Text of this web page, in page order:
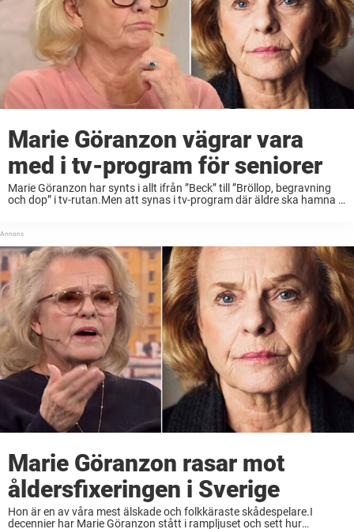
Marie Göranzon vägrar vara
med i tv-program för seniorer
Marie Göranzon har synts i allt ifrån ”Beck” till ”Bröllop, begravning
och dop” i tv-rutan.Men att synas i tv-program där äldre ska hamna i
Marie Göranzon rasar mot
åldersfixeringen i Sverige
Hon är en av våra mest älskade och folkkäraste skådespelare.I
decennier har Marie Göranzon stått i rampljuset och sett hur